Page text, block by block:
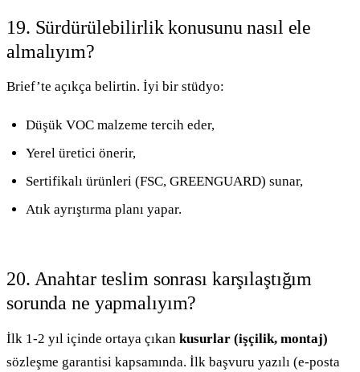
19. Sürdürülebilirlik konusunu nasıl ele
almalıyım?
Brief’te açıkça belirtin. İyi bir stüdyo:
Düşük VOC malzeme tercih eder,
Yerel üretici önerir,
Sertifikalı ürünleri (FSC, GREENGUARD) sunar,
Atık ayrıştırma planı yapar.
20. Anahtar teslim sonrası karşılaştığım
sorunda ne yapmalıyım?
İlk 1-2 yıl içinde ortaya çıkan kusurlar (işçilik, montaj)
sözleşme garantisi kapsamında. İlk başvuru yazılı (e-posta